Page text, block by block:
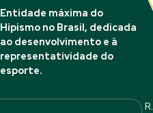
Entidade máxima do
Hipismo no Brasil, dedicada
ao desenvolvimento e à
representatividade do
esporte.
R.